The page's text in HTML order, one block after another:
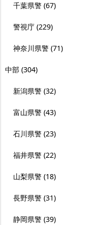
千葉県警 (67)
警視庁 (229)
神奈川県警 (71)
中部 (304)
新潟県警 (32)
富山県警 (43)
石川県警 (23)
福井県警 (22)
山梨県警 (18)
長野県警 (31)
静岡県警 (39)